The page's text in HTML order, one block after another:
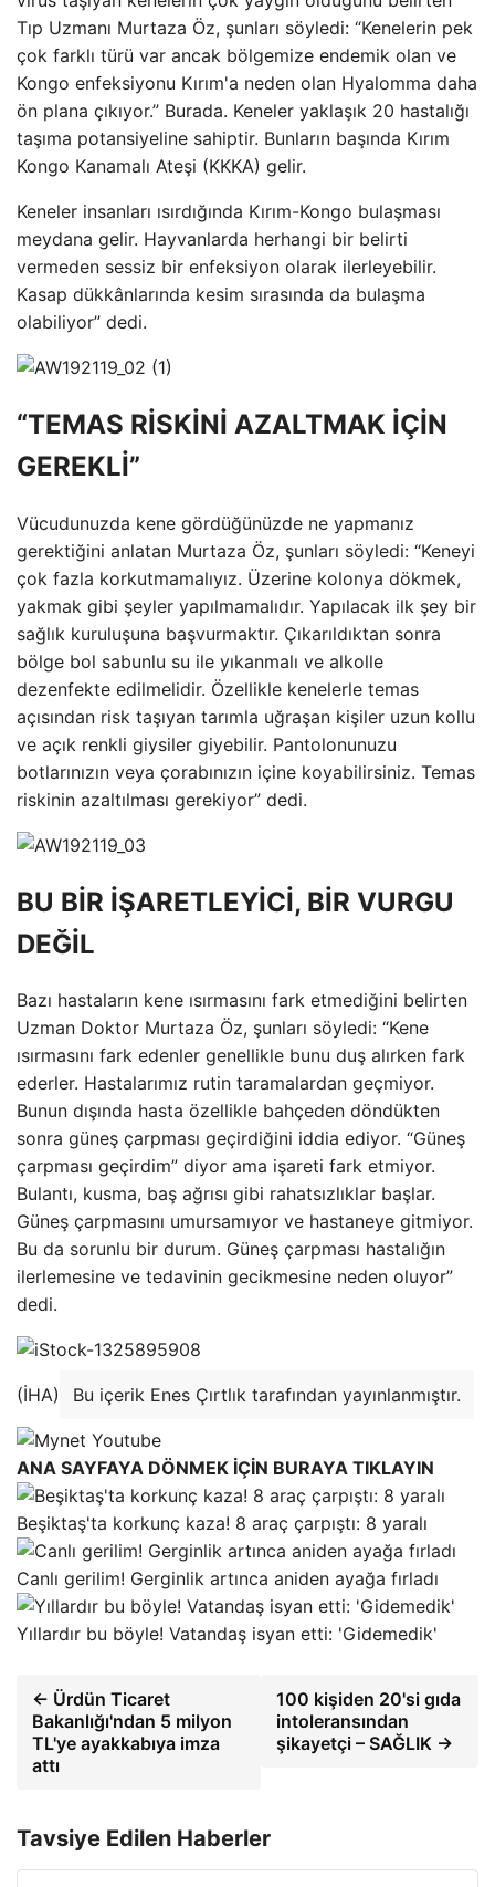
Tıp Uzmanı Murtaza Öz, şunları söyledi: “Kenelerin pek
çok farklı türü var ancak bölgemize endemik olan ve
Kongo enfeksiyonu Kırım'a neden olan Hyalomma daha
ön plana çıkıyor.” Burada. Keneler yaklaşık 20 hastalığı
taşıma potansiyeline sahiptir. Bunların başında Kırım
Kongo Kanamalı Ateşi (KKKA) gelir.
Keneler insanları ısırdığında Kırım-Kongo bulaşması
meydana gelir. Hayvanlarda herhangi bir belirti
vermeden sessiz bir enfeksiyon olarak ilerleyebilir.
Kasap dükkânlarında kesim sırasında da bulaşma
olabiliyor” dedi.
“TEMAS RİSKİNİ AZALTMAK İÇİN
GEREKLİ”
Vücudunuzda kene gördüğünüzde ne yapmanız
gerektiğini anlatan Murtaza Öz, şunları söyledi: “Keneyi
çok fazla korkutmamalıyız. Üzerine kolonya dökmek,
yakmak gibi şeyler yapılmamalıdır. Yapılacak ilk şey bir
sağlık kuruluşuna başvurmaktır. Çıkarıldıktan sonra
bölge bol sabunlu su ile yıkanmalı ve alkolle
dezenfekte edilmelidir. Özellikle kenelerle temas
açısından risk taşıyan tarımla uğraşan kişiler uzun kollu
ve açık renkli giysiler giyebilir. Pantolonunuzu
botlarınızın veya çorabınızın içine koyabilirsiniz. Temas
riskinin azaltılması gerekiyor” dedi.
BU BİR İŞARETLEYİCİ, BİR VURGU
DEĞİL
Bazı hastaların kene ısırmasını fark etmediğini belirten
Uzman Doktor Murtaza Öz, şunları söyledi: “Kene
ısırmasını fark edenler genellikle bunu duş alırken fark
ederler. Hastalarımız rutin taramalardan geçmiyor.
Bunun dışında hasta özellikle bahçeden döndükten
sonra güneş çarpması geçirdiğini iddia ediyor. “Güneş
çarpması geçirdim” diyor ama işareti fark etmiyor.
Bulantı, kusma, baş ağrısı gibi rahatsızlıklar başlar.
Güneş çarpmasını umursamıyor ve hastaneye gitmiyor.
Bu da sorunlu bir durum. Güneş çarpması hastalığın
ilerlemesine ve tedavinin gecikmesine neden oluyor”
dedi.
(İHA) Bu içerik Enes Çırtlık tarafından yayınlanmıştır.
ANA SAYFAYA DÖNMEK İÇİN BURAYA TIKLAYIN
Beşiktaş'ta korkunç kaza! 8 araç çarpıştı: 8 yaralı
Canlı gerilim! Gerginlik artınca aniden ayağa fırladı
Yıllardır bu böyle! Vatandaş isyan etti: 'Gidemedik'
← Ürdün Ticaret
Bakanlığı'ndan 5 milyon
TL'ye ayakkabıya imza
attı
100 kişiden 20'si gıda
intoleransından
şikayetçi – SAĞLIK →
Tavsiye Edilen Haberler